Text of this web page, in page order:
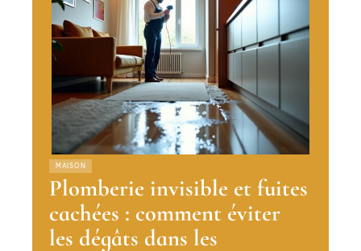
MAISON
Plomberie invisible et fuites
cachées : comment éviter
les dégâts dans les